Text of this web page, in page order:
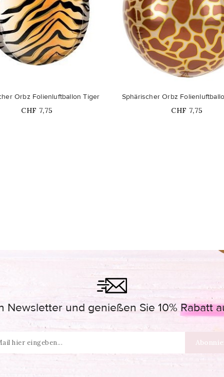
Orbz Folienluftballon Tiger
Price
CHF 7,75
Sphärischer Orbz
Price
CHF 7,75
Newsletter und genießen Sie 10% Rabatt